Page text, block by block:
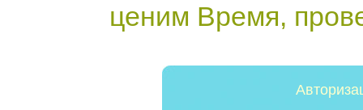
ценим Время,